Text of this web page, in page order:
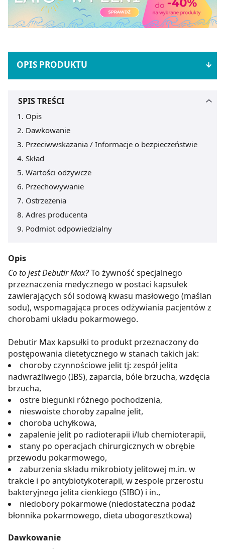
OPIS PRODUKTU
SPIS TREŚCI
Opis
Dawkowanie
Przeciwwskazania / Informacje o bezpieczeństwie
Skład
Wartości odżywcze
Przechowywanie
Ostrzeżenia
Adres producenta
Podmiot odpowiedzialny
Opis
Co to jest Debutir Max?To żywność specjalnego
przeznaczenia medycznego w postaci kapsułek
zawierających sól sodową kwasu masłowego (maślan
sodu), wspomagająca proces odżywiania pacjentów z
chorobami układu pokarmowego.
Debutir Max kapsułki to produkt przeznaczony do
postępowania dietetycznego w stanach takich jak:
choroby czynnościowe jelit tj: zespół jelita
nadwrażliwego (IBS), zaparcia, bóle brzucha, wzdęcia
brzucha,
ostre biegunki różnego pochodzenia,
nieswoiste choroby zapalne jelit,
choroba uchyłkowa,
zapalenie jelit po radioterapii i/lub chemioterapii,
stany po operacjach chirurgicznych w obrębie
przewodu pokarmowego,
zaburzenia składu mikrobioty jelitowej m.in. w
trakcie i po antybiotykoterapii, w zespole przerostu
bakteryjnego jelita cienkiego (SIBO) i in.,
niedobory pokarmowe (niedostateczna podaż
błonnika pokarmowego, dieta ubogoresztkowa)
Dawkowanie